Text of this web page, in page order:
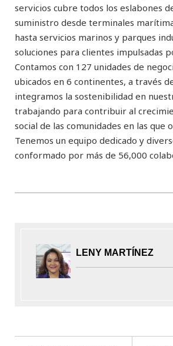
servicios cubre todos los eslabones
suministro desde terminales
hasta servicios marinos y parques
soluciones para clientes impulsadas
Contamos con 127 unidades de
ubicados en 6 continentes, a través
integramos la sostenibilidad en
trabajando para contribuir al
social de las comunidades en las que
Tenemos un equipo dedicado y
conformado por más de 56,000
LENY MARTÍNEZ